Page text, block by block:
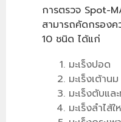
การตรวจ Spot-
สามารถคัดกรองค
10 ชนิด ได้แก่
มะเร็งปอด
มะเร็งเต้านม
มะเร็งตับแล
มะเร็งลําไส้